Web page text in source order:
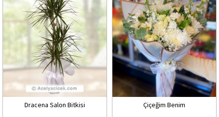
Dracena Salon Bitkisi Çiçeğim Benim